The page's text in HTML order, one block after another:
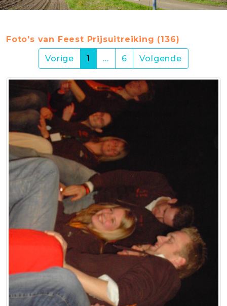
Foto's van Feest Prijsuitreiking (136)
Vorige
1 (current)
… 6 Volgende